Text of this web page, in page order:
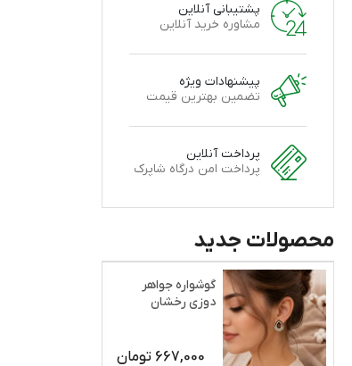
پشتیبانی آنلاین
مشاوره خرید آنلاین
پیشنهادات ویژه
تضمین بهترین قیمت
پرداخت آنلاین
پرداخت امن درگاه شاپرک
محصولات جدید
گوشواره جواهر
دوزی رخشان
667,000 تومان